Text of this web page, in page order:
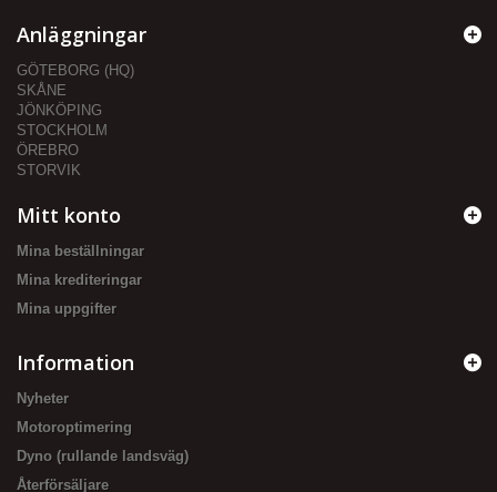
Anläggningar
GÖTEBORG (HQ)
SKÅNE
JÖNKÖPING
STOCKHOLM
ÖREBRO
STORVIK
Mitt konto
Mina beställningar
Mina krediteringar
Mina uppgifter
Information
Nyheter
Motoroptimering
Dyno (rullande landsväg)
Återförsäljare